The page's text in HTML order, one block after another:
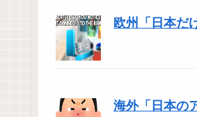
欧州「日本だ
海外「日本の